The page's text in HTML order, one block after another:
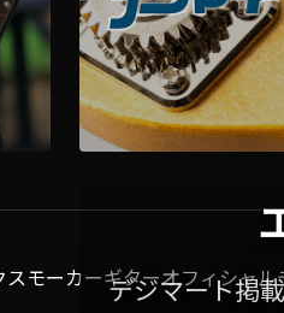
デジマート掲
モーカーギターオフィシャ